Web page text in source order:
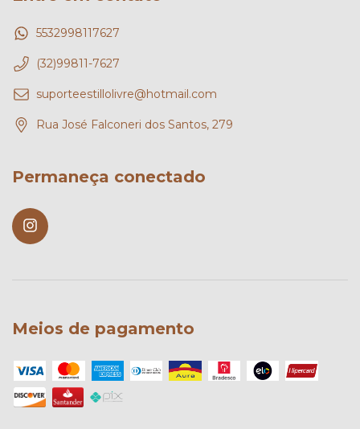
5532998117627
(32)99811-7627
suporteestillolivre@hotmail.com
Rua José Falconeri dos Santos, 279
Permaneça conectado
Meios de pagamento